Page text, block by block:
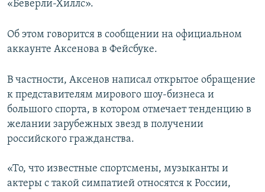
«Беверли-Хиллс».
Об этом говорится в сообщении на официальном
аккаунте Аксенова в Фейсбуке.
В частности, Аксенов написал открытое обращение
к представителям мирового шоу-бизнеса и
большого спорта, в котором отмечает тенденцию в
желании зарубежных звезд в получении
российского гражданства.
«То, что известные спортсмены, музыканты и
актеры с такой симпатией относятся к России,